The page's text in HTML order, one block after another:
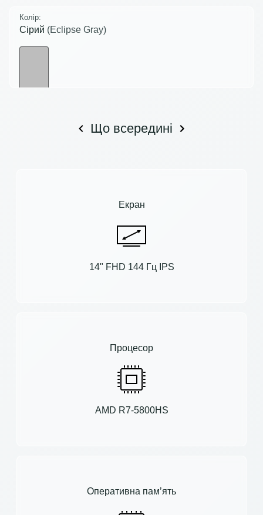
Колір:
Сірий (Eclipse Gray)
Що всередині
Екран
14" FHD 144 Гц IPS
Процесор
AMD R7-5800HS
Оперативна пам’ять